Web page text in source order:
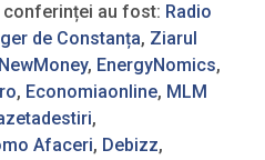
conferinței au fost: Radio
de Constanța, Ziarul
NewMoney, EnergyNomics,
, Economiaonline, MLM
,
Afaceri, Debizz,